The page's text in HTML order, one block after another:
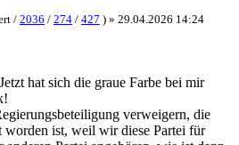
/ 2036 / 274 / 427 ) » 29.04.2026 14:24
hat sich die graue Farbe bei mir
verweigern, die
ist, weil wir diese Partei für